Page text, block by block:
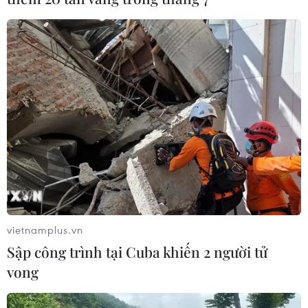
trị và an ninh khi can dự vào tình hình ở
Yemen.
Với vai trò đứng đầu liên quân Arab, Saudi
Arabia cũng không thể dễ dàng tuyên bố rút
quân khỏi Yemen, bởi điều đó đồng nghĩa với
việc thừa nhận thất bại trước Houthi và thế lực
đứng đằng sau nhóm này.
Về phần UAE, việc can dự vào Yemen được cho
là xuất phát từ tính toán kinh tế nhiều hơn, cụ
thể là đảm bảo những lợi ích kinh tế của UAE
liên quan đến các tuyến đường vận chuyển
hàng hóa và dầu mỏ ở Vịnh Aden và Eo biển
Mandeb, hướng tới khu vực Sừng châu Phi.
Trong bối cảnh chính phủ của Tổng thống Hadi
đã thể hiện sự “bất lực,” yếu ớt và không có
vietnamplus.vn
Sập công trình tại Cuba khiến 2 người tử
vong